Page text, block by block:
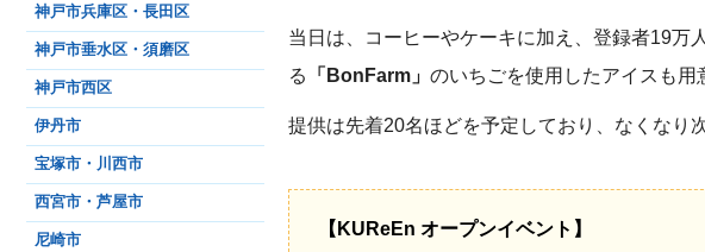
当日は、コーヒーやケーキに加え、登録者19万
る
「BonFarm」 のいちごを使用したアイスも用
提供は先着20名ほどを予定しており、なくなり
【KUReEn オープンイベント】
神戸市兵庫区・長田区
神戸市垂水区・須磨区
神戸市西区
伊丹市
宝塚市・川西市
西宮市・芦屋市
尼崎市